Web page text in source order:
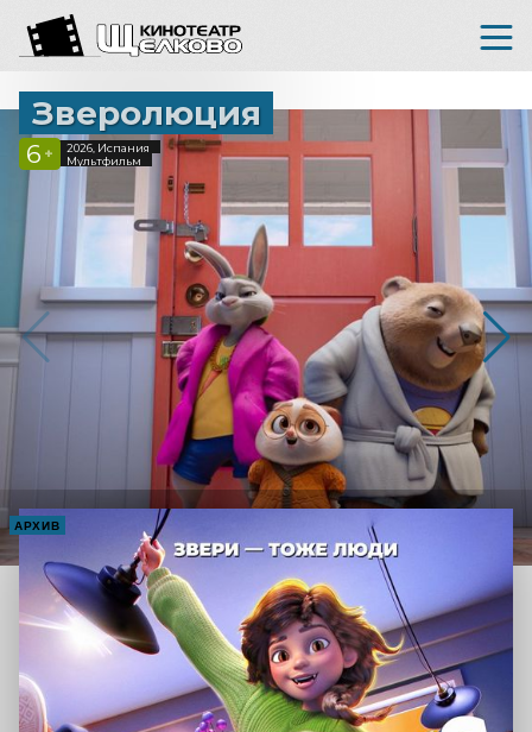
Зверолюция
6 +
2026, Испания
Мультфильм
АРХИВ